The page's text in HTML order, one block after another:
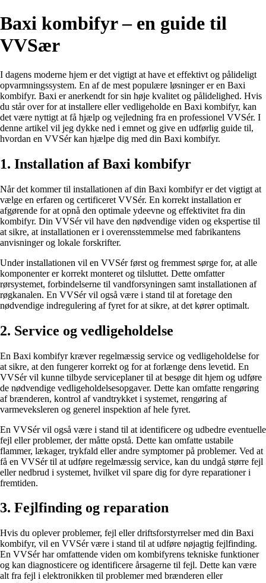
Baxi kombifyr – en guide til
VVSær
I dagens moderne hjem er det vigtigt at have et effektivt og pålideligt
opvarmningssystem. En af de mest populære løsninger er en Baxi
kombifyr. Baxi er anerkendt for sin høje kvalitet og pålidelighed. Hvis
du står over for at installere eller vedligeholde en Baxi kombifyr, kan
det være nyttigt at få hjælp og vejledning fra en professionel VVSér. I
denne artikel vil jeg dykke ned i emnet og give en udførlig guide til,
hvordan en VVSér kan hjælpe dig med din Baxi kombifyr.
1. Installation af Baxi kombifyr
Når det kommer til installationen af din Baxi kombifyr er det vigtigt at
vælge en erfaren og certificeret VVSér. En korrekt installation er
afgørende for at opnå den optimale ydeevne og effektivitet fra din
kombifyr. Din VVSér vil have den nødvendige viden og ekspertise til
at sikre, at installationen er i overensstemmelse med fabrikantens
anvisninger og lokale forskrifter.
Under installationen vil en VVSér først og fremmest sørge for, at alle
komponenter er korrekt monteret og tilsluttet. Dette omfatter
rørsystemet, forbindelserne til vandforsyningen samt installationen af
røgkanalen. En VVSér vil også være i stand til at foretage den
nødvendige indregulering af fyret for at sikre, at det kører optimalt.
2. Service og vedligeholdelse
En Baxi kombifyr kræver regelmæssig service og vedligeholdelse for
at sikre, at den fungerer korrekt og for at forlænge dens levetid. En
VVSér vil kunne tilbyde serviceplaner til at besøge dit hjem og udføre
de nødvendige vedligeholdelsesopgaver. Dette kan omfatte rengøring
af brænderen, kontrol af vandtrykket i systemet, rengøring af
varmeveksleren og generel inspektion af hele fyret.
En VVSér vil også være i stand til at identificere og udbedre eventuelle
fejl eller problemer, der måtte opstå. Dette kan omfatte ustabile
flammer, lækager, trykfald eller andre symptomer på problemer. Ved at
få en VVSér til at udføre regelmæssig service, kan du undgå større fejl
eller nedbrud i systemet, hvilket vil spare dig for dyre reparationer i
fremtiden.
3. Fejlfinding og reparation
Hvis du oplever problemer, fejl eller driftsforstyrrelser med din Baxi
kombifyr, vil en VVSér være i stand til at udføre nøjagtig fejlfinding.
En VVSér har omfattende viden om kombifyrens tekniske funktioner
og kan diagnosticere og identificere årsagerne til fejl. Dette kan være
alt fra fejl i elektronikken til problemer med brænderen eller